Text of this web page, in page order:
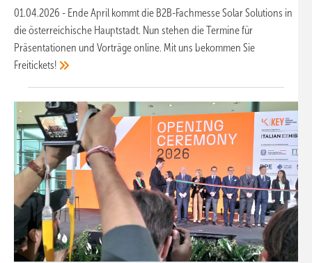
01.04.2026 - Ende April kommt die B2B-Fachmesse Solar Solutions in
die österreichische Hauptstadt. Nun stehen die Termine für
Präsentationen und Vorträge online. Mit uns bekommen Sie
Freitickets!